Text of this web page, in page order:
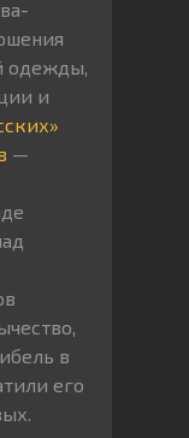
одежды,
и
—
в
его